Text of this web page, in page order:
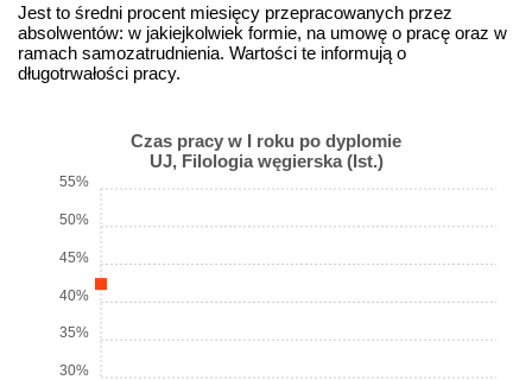
Jest to średni procent miesięcy przepracowanych przez
absolwentów: w jakiejkolwiek formie, na umowę o pracę oraz w
ramach samozatrudnienia. Wartości te informują o
długotrwałości pracy.
Czas pracy w I roku po dyplomie
UJ, Filologia węgierska (Ist.)
30%
35%
40%
45%
50%
55%